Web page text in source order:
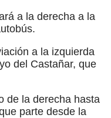
a la derecha a la
a la izquierda
del Castañar, que
de la derecha hasta
parte desde la